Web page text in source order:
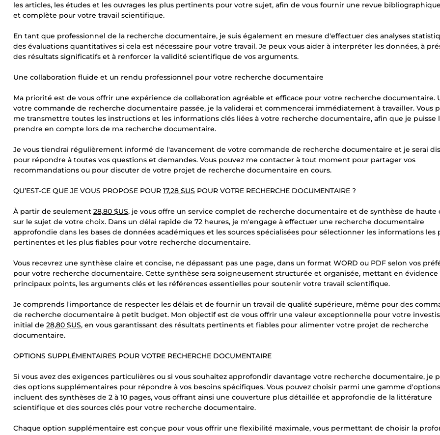
les articles, les études et les ouvrages les plus pertinents pour votre sujet, afin de vous fournir une revue
et complète pour votre travail scientifique.
En tant que professionnel de la recherche documentaire, je suis également en mesure d'effectuer des analyses
des évaluations quantitatives si cela est nécessaire pour votre travail. Je peux vous aider à interpréter les données, à
des résultats significatifs et à renforcer la validité scientifique de vos arguments.
Une collaboration fluide et un rendu professionnel pour votre recherche documentaire
Ma priorité est de vous offrir une expérience de collaboration agréable et efficace pour votre recherche documentaire.
votre commande de recherche documentaire passée, je la validerai et commencerai immédiatement à travailler. Vous
me transmettre toutes les instructions et les informations clés liées à votre recherche documentaire, afin que je puisse
prendre en compte lors de ma recherche documentaire.
Je vous tiendrai régulièrement informé de l'avancement de votre commande de recherche documentaire et je serai
pour répondre à toutes vos questions et demandes. Vous pouvez me contacter à tout moment pour partager vos
recommandations ou pour discuter de votre projet de recherche documentaire en cours.
QU’EST-CE QUE JE VOUS PROPOSE POUR 17,28 $US POUR VOTRE RECHERCHE DOCUMENTAIRE ?
À partir de seulement 28,80 $US, je vous offre un service complet de recherche documentaire et de synthèse de haute
sur le sujet de votre choix. Dans un délai rapide de 72 heures, je m'engage à effectuer une recherche documentaire
approfondie dans les bases de données académiques et les sources spécialisées pour sélectionner les informations les
pertinentes et les plus fiables pour votre recherche documentaire.
Vous recevrez une synthèse claire et concise, ne dépassant pas une page, dans un format WORD ou PDF selon vos
pour votre recherche documentaire. Cette synthèse sera soigneusement structurée et organisée, mettant en évidence
principaux points, les arguments clés et les références essentielles pour soutenir votre travail scientifique.
Je comprends l'importance de respecter les délais et de fournir un travail de qualité supérieure, même pour des
de recherche documentaire à petit budget. Mon objectif est de vous offrir une valeur exceptionnelle pour votre
initial de 28,80 $US, en vous garantissant des résultats pertinents et fiables pour alimenter votre projet de recherche
documentaire.
OPTIONS SUPPLÉMENTAIRES POUR VOTRE RECHERCHE DOCUMENTAIRE
Si vous avez des exigences particulières ou si vous souhaitez approfondir davantage votre recherche documentaire, je
des options supplémentaires pour répondre à vos besoins spécifiques. Vous pouvez choisir parmi une gamme
incluent des synthèses de 2 à 10 pages, vous offrant ainsi une couverture plus détaillée et approfondie de la littérature
scientifique et des sources clés pour votre recherche documentaire.
Chaque option supplémentaire est conçue pour vous offrir une flexibilité maximale, vous permettant de choisir la